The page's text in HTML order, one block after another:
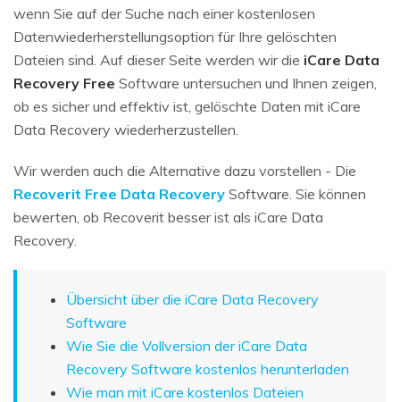
Weitere Produkte
Repairit - Datenreparatur
UBackit - Datensicherung
wenn Sie auf der Suche nach einer kostenlosen
Datenwiederherstellungsoption für Ihre gelöschten
Dateien sind. Auf dieser Seite werden wir die iCare Data
Recovery Free Software untersuchen und Ihnen zeigen,
ob es sicher und effektiv ist, gelöschte Daten mit iCare
Data Recovery wiederherzustellen.
Wir werden auch die Alternative dazu vorstellen - Die
Recoverit Free Data Recovery Software. Sie können
bewerten, ob Recoverit besser ist als iCare Data
Recovery.
Übersicht über die iCare Data Recovery
Software
Wie Sie die Vollversion der iCare Data
Recovery Software kostenlos herunterladen
Wie man mit iCare kostenlos Dateien